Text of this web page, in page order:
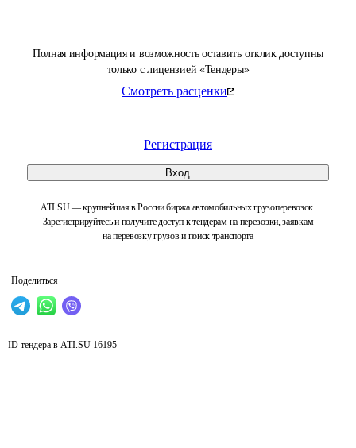
Полная информация и возможность оставить отклик доступны
только с лицензией «Тендеры»
Смотреть расценки
Регистрация
Вход
ATI.SU — крупнейшая в России биржа автомобильных грузоперевозок.
Зарегистрируйтесь и получите доступ к тендерам на перевозки, заявкам
на перевозку грузов и поиск транспорта
Поделиться
ID тендера в ATI.SU 16195